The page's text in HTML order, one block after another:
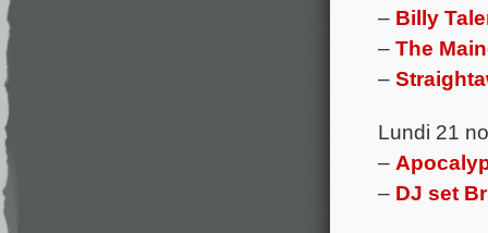
– Billy
– The
–
Lundi 21
–
– DJ set